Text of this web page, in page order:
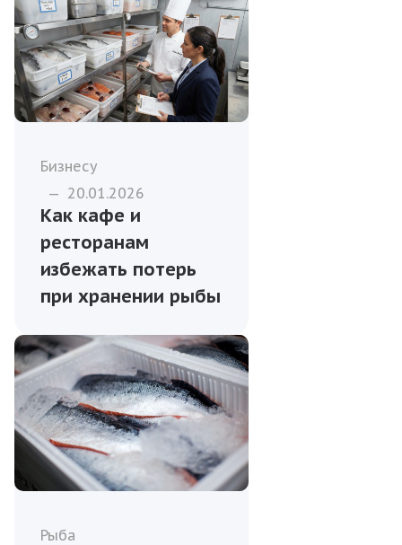
Бизнесу
— 20.01.2026
Как кафе и
ресторанам
избежать потерь
при хранении рыбы
Рыба